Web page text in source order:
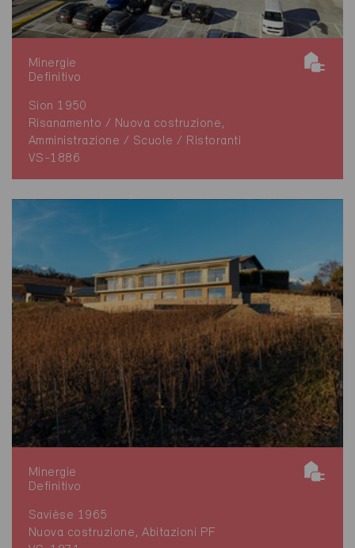
Minergie
Definitivo
Sion 1950
Risanamento / Nuova costruzione,
Amministrazione / Scuole / Ristoranti
VS-1886
Minergie
Definitivo
Savièse 1965
Nuova costruzione, Abitazioni PF